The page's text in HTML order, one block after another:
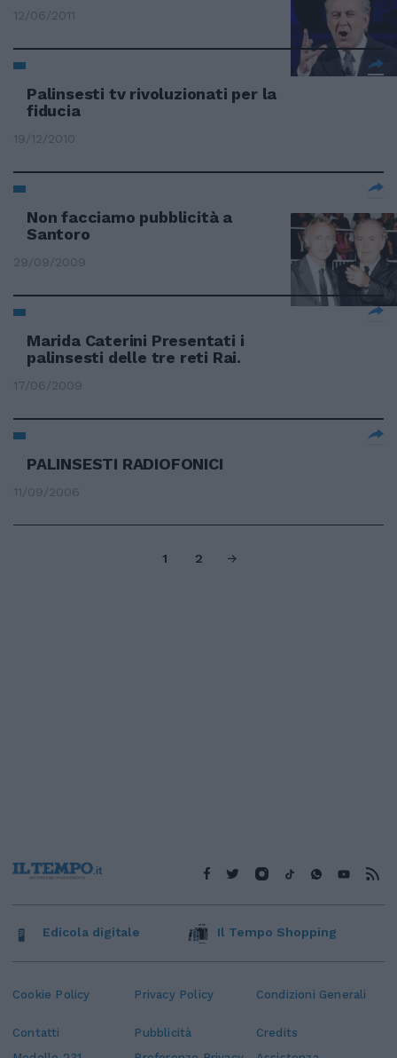
12/06/2011
Palinsesti tv rivoluzionati per la
fiducia
19/12/2010
Non facciamo pubblicità a
Santoro
29/09/2009
Marida Caterini Presentati i
palinsesti delle tre reti Rai.
17/06/2009
PALINSESTI RADIOFONICI
11/09/2006
1 2
Cookie Policy Privacy Policy Condizioni Generali
Contatti Pubblicità
Credits
Edicola digitale Il Tempo Shopping